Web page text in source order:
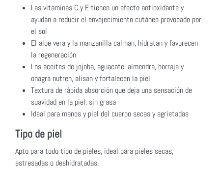
Las vitaminas C y E tienen un efecto antioxidante y
ayudan a reducir el envejecimiento cutáneo provocado por
el sol
El aloe vera y la manzanilla calman, hidratan y favorecen
la regeneración
Los aceites de jojoba, aguacate, almendra, borraja y
onagra nutren, alisan y fortalecen la piel
Textura de rápida absorción que deja una sensación de
suavidad en la piel, sin grasa
Ideal para manos y piel del cuerpo secas y agrietadas
Tipo de piel
Apto para todo tipo de pieles, ideal para pieles secas,
estresadas o deshidratadas.